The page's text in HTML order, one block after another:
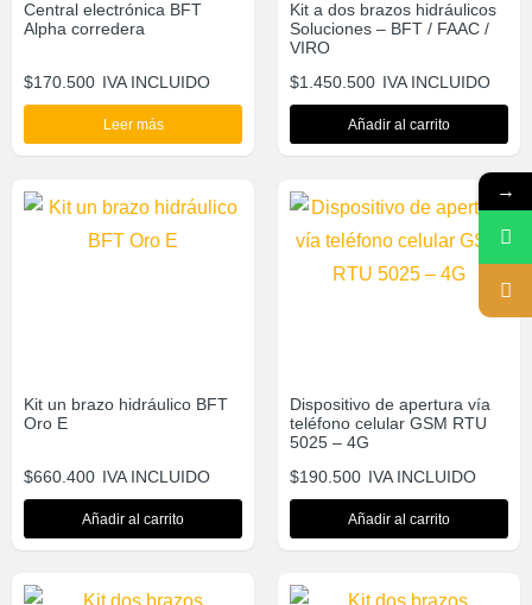
Central electrónica BFT
Alpha corredera
$170.500 IVA INCLUIDO
Leer más
Kit a dos brazos hidráulicos
Soluciones – BFT / FAAC /
VIRO
$1.450.500 IVA INCLUIDO
Añadir al carrito
Kit un brazo hidráulico BFT
Oro E
$660.400 IVA INCLUIDO
Añadir al carrito
Dispositivo de apertura vía
teléfono celular GSM RTU
5025 – 4G
$190.500 IVA INCLUIDO
Añadir al carrito
→